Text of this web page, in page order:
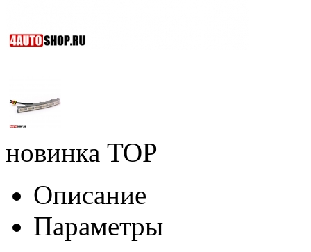
новинка TOP
Описание
Параметры